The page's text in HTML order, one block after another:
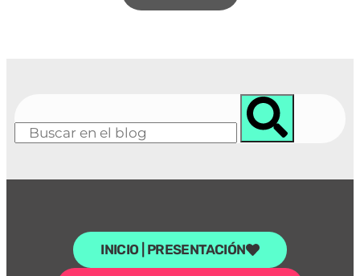
INICIO | PRESENTACIÓN